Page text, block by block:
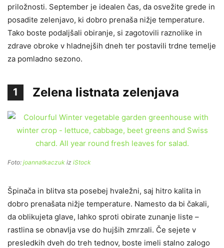
priložnosti. September je idealen čas, da osvežite grede in
posadite zelenjavo, ki dobro prenaša nižje temperature.
Tako boste podaljšali obiranje, si zagotovili raznolike in
zdrave obroke v hladnejših dneh ter postavili trdne temelje
za pomladno sezono.
1 Zelena listnata zelenjava
Foto: joannatkaczuk iz iStock
Špinača in blitva sta posebej hvaležni, saj hitro kalita in
dobro prenašata nižje temperature. Namesto da bi čakali,
da oblikujeta glave, lahko sproti obirate zunanje liste –
rastlina se obnavlja vse do hujših zmrzali. Če sejete v
presledkih dveh do treh tednov, boste imeli stalno zalogo